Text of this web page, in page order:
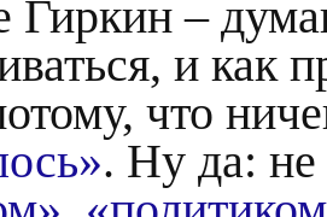
Гиркин –
и как
что
. Ну да: